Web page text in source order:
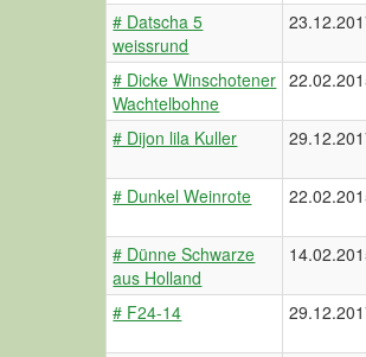
# Datscha 5
weissrund
# Dicke Winschotener
Wachtelbohne
# Dijon lila Kuller
# Dunkel Weinrote
# Dünne Schwarze
aus Holland
# F24-14